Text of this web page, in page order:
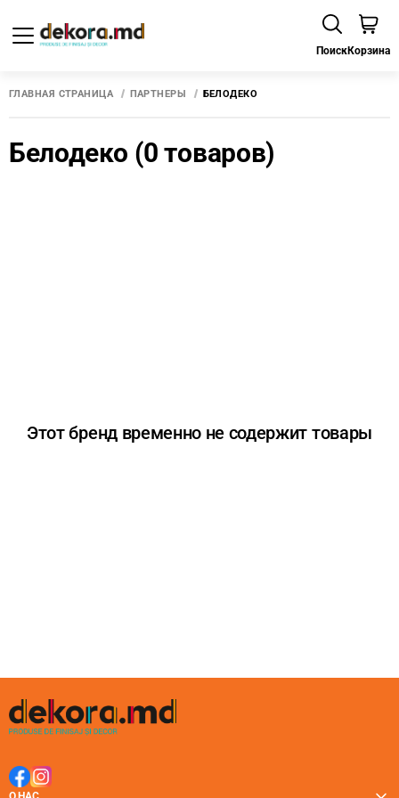
ПоискКорзина
ГЛАВНАЯ СТРАНИЦА ПАРТНЕРЫ БЕЛОДЕКО
Белодеко (0 товаров)
Этот бренд временно не содержит товары